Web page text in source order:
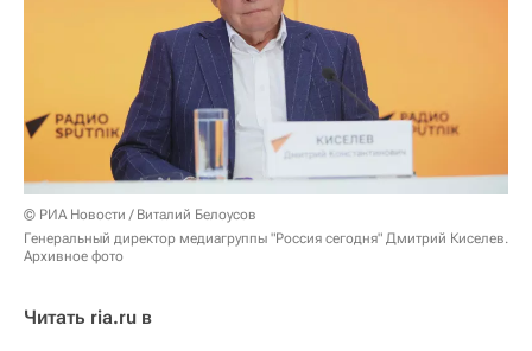
© РИА Новости / Виталий Белоусов
Генеральный директор медиагруппы "Россия сегодня" Дмитрий Киселев.
Архивное фото
Читать ria.ru в